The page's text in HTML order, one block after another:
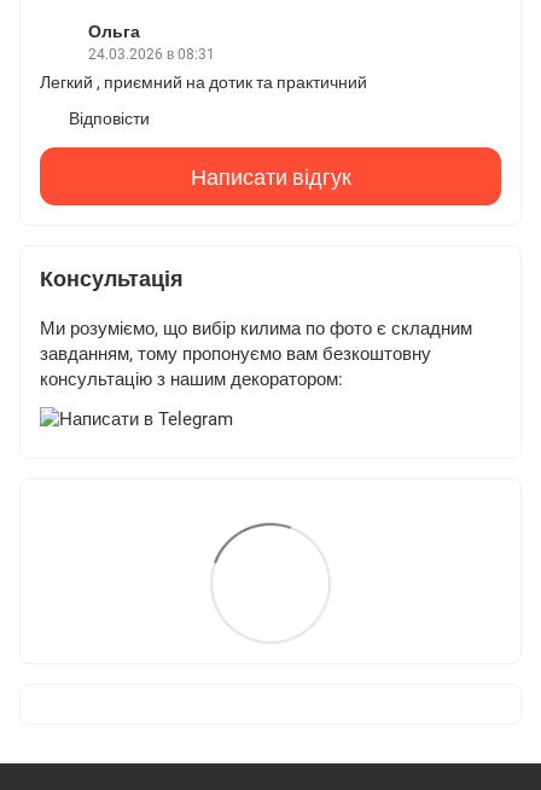
Ольга
24.03.2026 в 08:31
Легкий , приємний на дотик та практичний
Відповісти
Написати відгук
Консультація
Ми розуміємо, що вибір килима по фото є складним
завданням, тому пропонуємо вам безкоштовну
консультацію з нашим декоратором: